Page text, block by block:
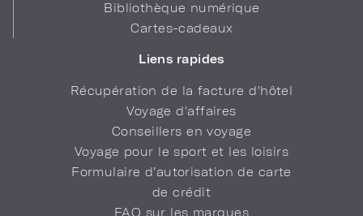
Bibliothèque numérique
Cartes-cadeaux
Liens rapides
Récupération de la facture d'hôtel
Voyage d'affaires
Conseillers en voyage
Voyage pour le sport et les loisirs
Formulaire d’autorisation de carte
de crédit
FAQ sur les marques